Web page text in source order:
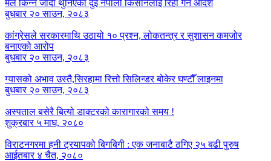
मल किन्न जाँदा थुनिएका दुई नेपाली किसानलाई रिहा गर्न आदेश
बुधबार २० साउन, २०८३
कांग्रेसले सरकारमाथि उठायो १० प्रश्न, लोकतन्त्र र सुशासन कमजोर
बनाएको आरोप
बुधबार २० साउन, २०८३
ग्यासको अभाव उस्तै,सिरहामा रित्तो सिलिन्डर बोकेर घण्टौँ लाइनमा
बुधबार २० साउन, २०८३
अस्पताल बसेरै बित्यो डाक्टरको कारागारको समय !
शुक्रबार ५ माघ, २०८०
विराटनगरमा हनी ट्रयापको बिगबिगी : एक जनाबाटै ठगिए २५ बढी पुरुष
आईतबार ४ चैत, २०८०